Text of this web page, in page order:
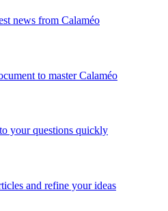
news from Calaméo
to master Calaméo
your questions quickly
and refine your ideas